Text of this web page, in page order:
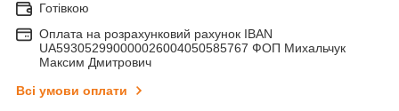
Готівкою
Оплата на розрахунковий рахунок IBAN
UA593052990000026004050585767 ФОП Михальчук
Максим Дмитрович
Всі умови оплати